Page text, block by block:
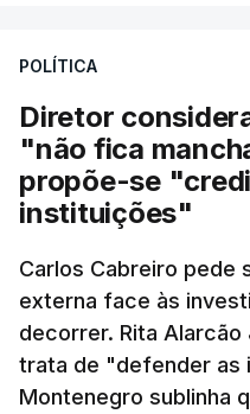
próprios um esforço
para podermos atuar
combate aos incêndios
Montenegro em Fafe,
uma Loja do Cidadão.
No fim de semana,
afirmou que tem
de se melhorar "a
de resposta” no
lembrou que o
POLÍTICA
Diretor
"não fica
propõe-se
instituições"
Carlos Cabreiro pede
externa face às
decorrer. Rita
trata de "defender as
Montenegro sublinha